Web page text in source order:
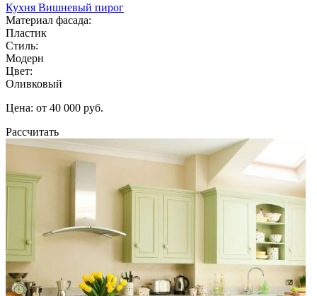
Кухня Вишневый пирог
Материал фасада:
Пластик
Стиль:
Модерн
Цвет:
Оливковый
Цена: от 40 000 руб.
Рассчитать